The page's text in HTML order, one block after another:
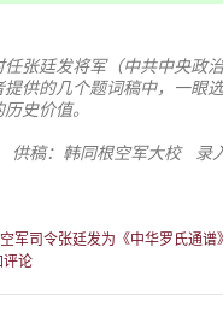
任张廷发将军（中共中央政
供的几个题词稿中，一眼
史价值。
供稿：韩同根空军大校 录
军司令张廷发为《中华罗氏通谱
评论